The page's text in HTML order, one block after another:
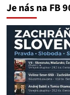
Je nás na FB